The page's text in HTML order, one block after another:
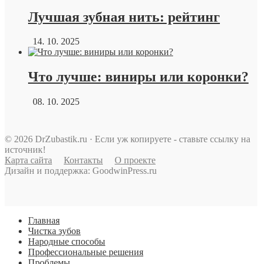
Лучшая зубная нить: рейтинг
14. 10. 2025
Что лучше: виниры или коронки?
08. 10. 2025
© 2026 DrZubastik.ru · Если уж копируете - ставьте ссылку на
источник!
Карта сайта
Контакты
О проекте
Дизайн и поддержка: GoodwinPress.ru
Главная
Чистка зубов
Народные способы
Профессиональные решения